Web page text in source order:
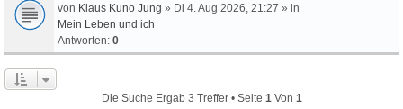
von Klaus Kuno Jung » Di 4. Aug 2026, 21:27 » in
Mein Leben und ich
Antworten: 0
Die Suche Ergab 3 Treffer • Seite 1 Von 1